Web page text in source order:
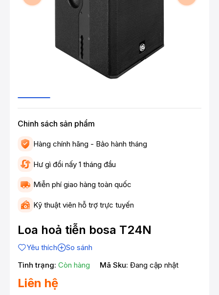
Chinh sách sản phẩm
Hàng chính hãng - Bảo hành tháng
Hư gì đổi nấy 1 tháng đầu
Miễn phí giao hàng toàn quốc
Kỹ thuật viên hỗ trợ trực tuyến
Loa hoả tiễn bosa T24N
Yêu thích
So sánh
Tình trạng: Còn hàng Mã Sku: Đang cập nhật
Liên hệ